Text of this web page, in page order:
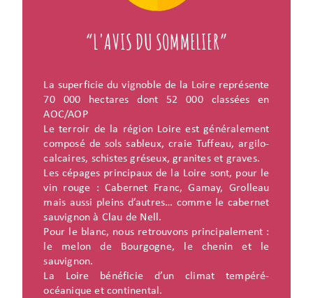
“L'AVIS DU SOMMELIER”
La superficie du vignoble de la Loire représente
70 000 hectares dont 52 000 classées en
AOC/AOP
Le terroir de la région Loire est généralement
composé de sols sableux, craie Tuffeau, argilo-
calcaires, schistes gréseux, granites et graves.
Les cépages principaux de la Loire sont, pour le
vin rouge : Cabernet Franc, Gamay, Grolleau
mais aussi pleins d’autres… comme le cabernet
sauvignon à Clau de Nell.
Pour le blanc, nous retrouvons principalement :
le melon de Bourgogne, le chenin et le
sauvignon.
La Loire bénéficie d’un climat tempéré-
océanique et continental.